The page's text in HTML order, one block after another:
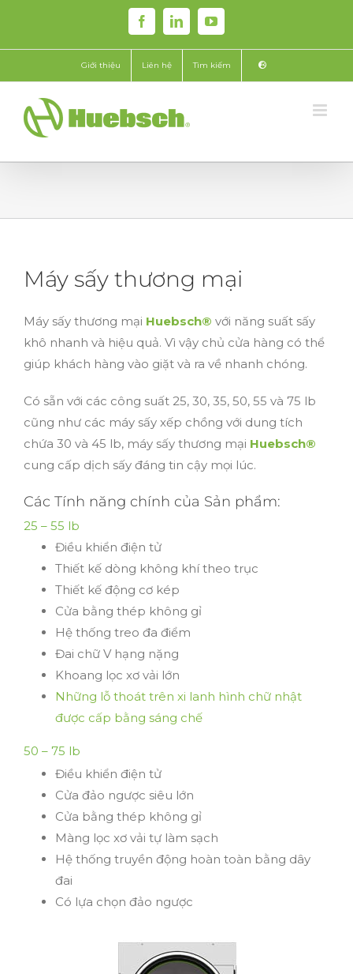
content
FacebookLinkedInYouTube
Giới thiệu Liên hệ Tìm kiếm
Máy sấy thương mại
Máy sấy thương mại Huebsch® với năng suất sấy
khô nhanh và hiệu quả. Vì vậy chủ cửa hàng có thể
giúp khách hàng vào giặt và ra về nhanh chóng.
Có sẵn với các công suất 25, 30, 35, 50, 55 và 75 lb
cũng như các máy sấy xếp chồng với dung tích
chứa 30 và 45 lb, máy sấy thương mại Huebsch®
cung cấp dịch sấy đáng tin cậy mọi lúc.
Các Tính năng chính của Sản phẩm:
25 – 55 lb
Điều khiển điện tử
Thiết kế dòng không khí theo trục
Thiết kế động cơ kép
Cửa bằng thép không gỉ
Hệ thống treo đa điểm
Đai chữ V hạng nặng
Khoang lọc xơ vải lớn
Những lỗ thoát trên xi lanh hình chữ nhật
được cấp bằng sáng chế
50 – 75 lb
Điều khiển điện tử
Cửa đảo ngược siêu lớn
Cửa bằng thép không gỉ
Màng lọc xơ vải tự làm sạch
Hệ thống truyền động hoàn toàn bằng dây
đai
Có lựa chọn đảo ngược